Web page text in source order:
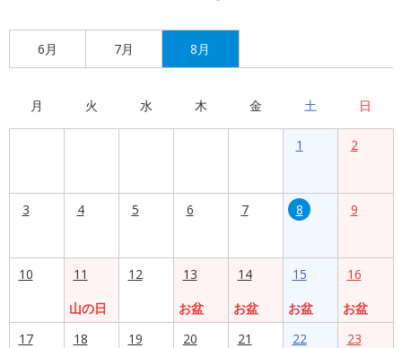
6月 7月 8月
月 火 水 木 金 土 日
1 2
3 4 5 6 7 8 9
10
11
山の日
12
13
お盆
14
お盆
15
お盆
16
お盆
17
18 19 20 21 22 23